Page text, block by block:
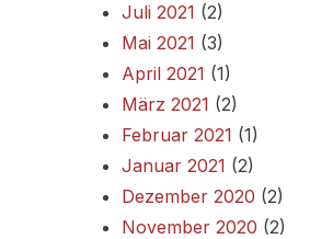
Juli 2021 (2)
Mai 2021 (3)
April 2021 (1)
März 2021 (2)
Februar 2021 (1)
Januar 2021 (2)
Dezember 2020 (2)
November 2020 (2)